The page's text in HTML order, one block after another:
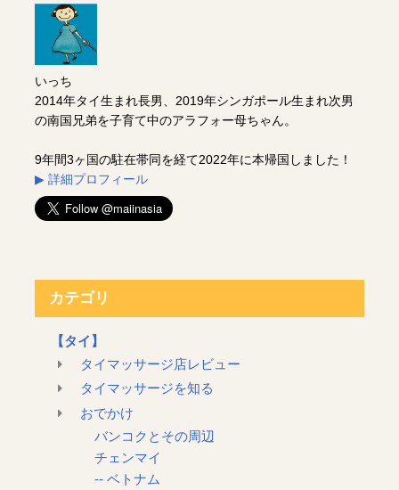
いっち
2014年タイ生まれ長男、2019年シンガポール生まれ次男
の南国兄弟を子育て中のアラフォー母ちゃん。
9年間3ヶ国の駐在帯同を経て2022年に本帰国しました！
▶︎ 詳細プロフィール
カテゴリ
【タイ】
タイマッサージ店レビュー
タイマッサージを知る
おでかけ
バンコクとその周辺
チェンマイ
-- ベトナム